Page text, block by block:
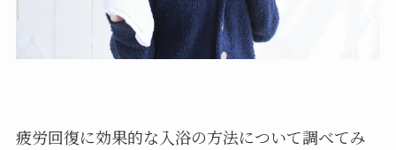
疲労回復に効果的な入浴の方法について調べてみ